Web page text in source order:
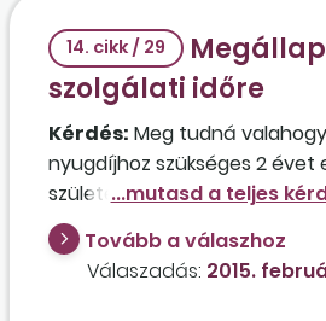
14. cikk / 29
szolgálati időre
Kérdés: Meg tudná
nyugdíjhoz szükséges 2 évet
született személy, aki 27 éves
pánikbetegségben szenved,
rokkantsági ellátásban
szolgálati idővel rendelkezik,
Tovább a válaszhoz
Válaszadás: 2015.